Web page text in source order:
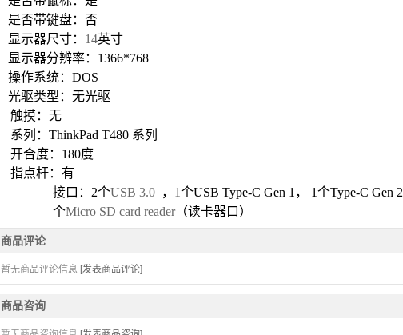
是否带键盘：否
显示器尺寸： 14英寸
显示器分辨率： 1366*768
操作系统：DOS
光驱类型：无光驱
触摸：无
系列： ThinkPad T480 系列
开合度： 180度
指点杆：有
接口： 2个USB 3.0 ， 1个USB Type-C Gen 1 ， 1个Type-C Gen 2
个Micro SD card reader（读卡器口）
商品评论
暂无商品评论信息 [发表商品评论]
商品咨询